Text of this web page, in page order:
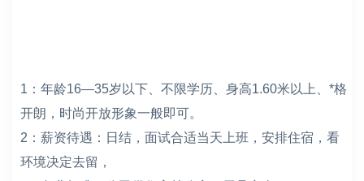
1：年龄16—35岁以下、不限学历、身高1.60米以上、*格
开朗，时尚开放形象一般即可。
2：薪资待遇：日结，面试合适当天上班，安排住宿，看
环境决定去留，